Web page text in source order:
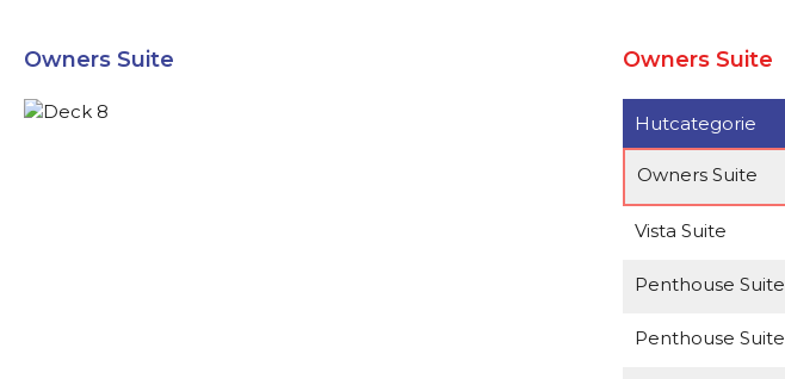
Owners Suite Owners Suite
Hutcategorie
Owners Suite
Vista Suite
Penthouse Suite
Penthouse Suite